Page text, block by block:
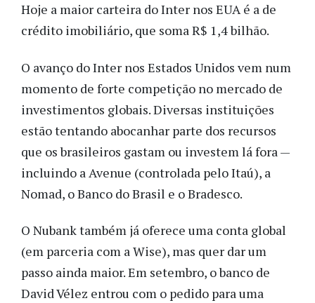
Hoje a maior carteira do Inter nos EUA é a de
crédito imobiliário, que soma R$ 1,4 bilhão.
O avanço do Inter nos Estados Unidos vem num
momento de forte competição no mercado de
investimentos globais. Diversas instituições
estão tentando abocanhar parte dos recursos
que os brasileiros gastam ou investem lá fora —
incluindo a Avenue (controlada pelo Itaú), a
Nomad, o Banco do Brasil e o Bradesco.
O Nubank também já oferece uma conta global
(em parceria com a Wise), mas quer dar um
passo ainda maior. Em setembro, o banco de
David Vélez entrou com o pedido para uma